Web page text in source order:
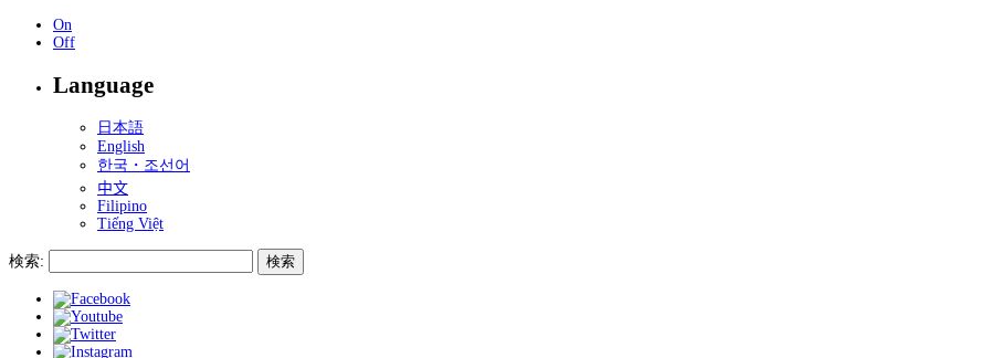
On
Off
Language
日本語
English
한국・조선어
中文
Filipino
Tiếng Việt
検索: